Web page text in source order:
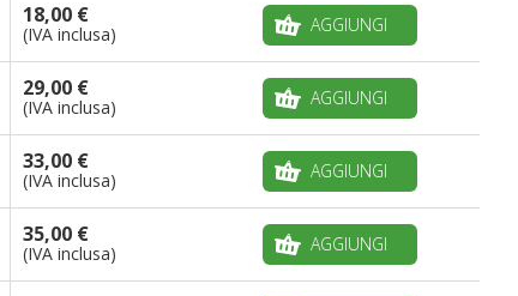
18,00 €
(IVA inclusa) AGGIUNGI
29,00 €
(IVA inclusa) AGGIUNGI
33,00 €
(IVA inclusa) AGGIUNGI
35,00 €
(IVA inclusa) AGGIUNGI